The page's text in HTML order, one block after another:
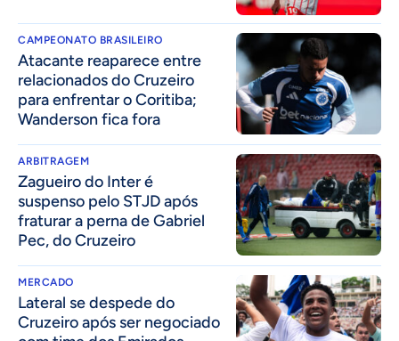
CAMPEONATO BRASILEIRO
Atacante reaparece entre
relacionados do Cruzeiro
para enfrentar o Coritiba;
Wanderson fica fora
ARBITRAGEM
Zagueiro do Inter é
suspenso pelo STJD após
fraturar a perna de Gabriel
Pec, do Cruzeiro
MERCADO
Lateral se despede do
Cruzeiro após ser negociado